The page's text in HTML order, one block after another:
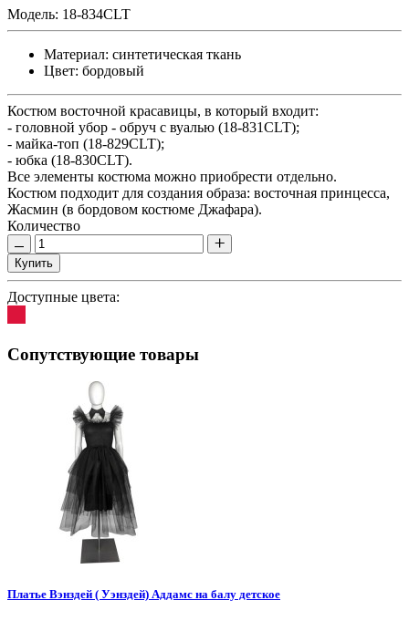
Модель: 18-834CLT
Материал: синтетическая ткань
Цвет: бордовый
Костюм восточной красавицы, в который входит:
- головной убор - обруч с вуалью (18-831CLT);
- майка-топ (18-829CLT);
- юбка (18-830CLT).
Все элементы костюма можно приобрести отдельно.
Костюм подходит для создания образа: восточная принцесса,
Жасмин (в бордовом костюме Джафара).
Количество
Купить
Доступные цвета:
Сопутствующие товары
Платье Вэнздей ( Уэнздей) Аддамс на балу детское